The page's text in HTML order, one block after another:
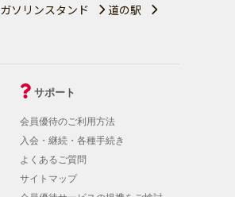
ガソリンスタンド
道の駅
サポート
会員優待のご利用方法
入会・継続・各種手続き
よくあるご質問
サイトマップ